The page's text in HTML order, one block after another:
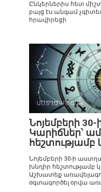
Ընկերներիս հետ
բայց էս անգամ
հրավիրեցի
ԱՍՏՂԱԳՈՒՇԱԿ
Նոյեմբերի
Կարիճներ՝
Նոյեմբերի 30-ի
խնդիր հեշտությամբ
Աշխատեք
օգտագործել օրվա